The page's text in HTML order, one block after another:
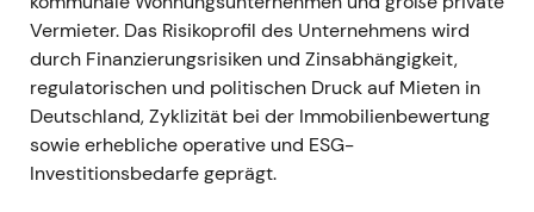
einpreiste.
1. August – September 2021
Vonovia und Deutsche Wohnen
unterzeichneten einen
Zusammenschlussvertrag; Vonovia passte
Vermieter. Das Risikoprofil des Unternehmens wird
durch Finanzierungsrisiken und Zinsabhängigkeit,
regulatorischen und politischen Druck auf Mieten in
Deutschland, Zyklizität bei der Immobilienbewertung
sowie erhebliche operative und ESG-
Investitionsbedarfe geprägt.